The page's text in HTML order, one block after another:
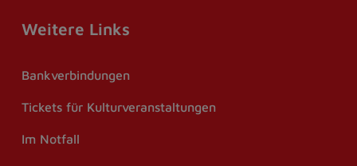
Weitere Links
Bankverbindungen
Tickets für Kulturveranstaltungen
Im Notfall